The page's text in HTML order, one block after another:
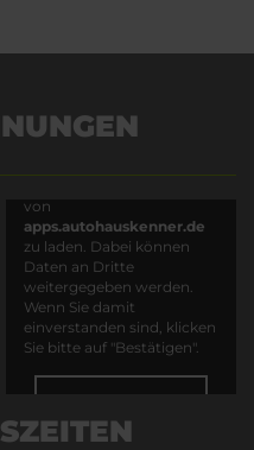
von
apps.autohauskenner.de
zu laden. Dabei können
Daten an Dritte
weitergegeben werden.
Wenn Sie damit
einverstanden sind, klicken
Sie bitte auf "Bestätigen".